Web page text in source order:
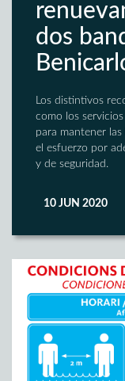
dos
Los distintivos
como los
para mantener las
el esfuerzo por
y de seguridad.
10 JUN 2020